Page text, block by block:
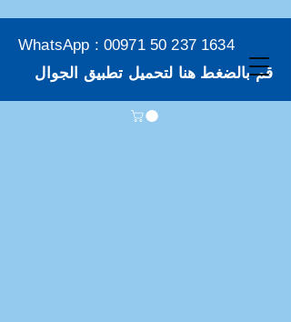
WhatsApp : 00971 50 237 1634
قم بالضغط هنا لتحميل تطبيق الجوال